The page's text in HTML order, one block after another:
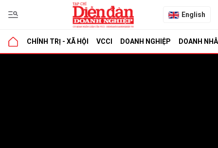
English
CHÍNH TRỊ - XÃ HỘI VCCI DOANH NGHIỆP DOANH